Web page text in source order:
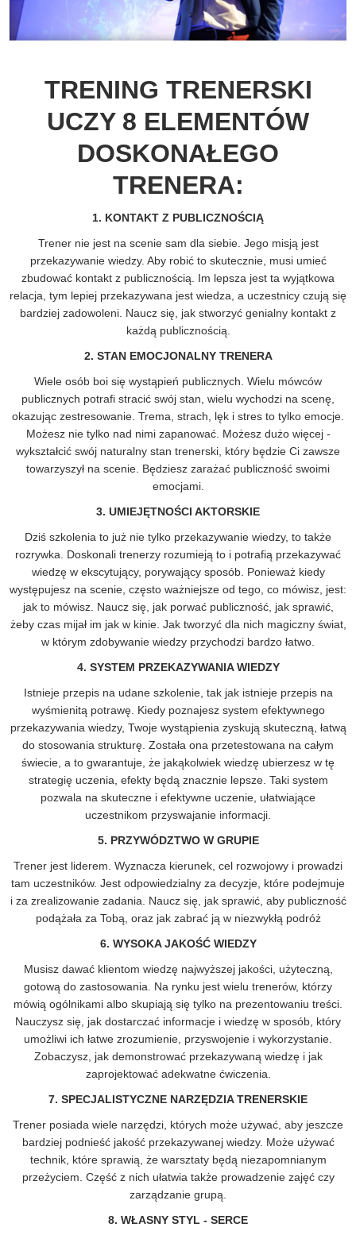
TRENING TRENERSKI
UCZY 8 ELEMENTÓW
DOSKONAŁEGO
TRENERA:
1. KONTAKT Z PUBLICZNOŚCIĄ
Trener nie jest na scenie sam dla siebie. Jego misją jest
przekazywanie wiedzy. Aby robić to skutecznie, musi umieć
zbudować kontakt z publicznością. Im lepsza jest ta wyjątkowa
relacja, tym lepiej przekazywana jest wiedza, a uczestnicy czują się
bardziej zadowoleni. Naucz się, jak stworzyć genialny kontakt z
każdą publicznością.
2. STAN EMOCJONALNY TRENERA
Wiele osób boi się wystąpień publicznych. Wielu mówców
publicznych potrafi stracić swój stan, wielu wychodzi na scenę,
okazując zestresowanie. Trema, strach, lęk i stres to tylko emocje.
Możesz nie tylko nad nimi zapanować. Możesz dużo więcej -
wykształcić swój naturalny stan trenerski, który będzie Ci zawsze
towarzyszył na scenie. Będziesz zarażać publiczność swoimi
emocjami.
3. UMIEJĘTNOŚCI AKTORSKIE
Dziś szkolenia to już nie tylko przekazywanie wiedzy, to także
rozrywka. Doskonali trenerzy rozumieją to i potrafią przekazywać
wiedzę w ekscytujący, porywający sposób. Ponieważ kiedy
występujesz na scenie, często ważniejsze od tego, co mówisz, jest:
jak to mówisz. Naucz się, jak porwać publiczność, jak sprawić,
żeby czas mijał im jak w kinie. Jak tworzyć dla nich magiczny świat,
w którym zdobywanie wiedzy przychodzi bardzo łatwo.
4. SYSTEM PRZEKAZYWANIA WIEDZY
Istnieje przepis na udane szkolenie, tak jak istnieje przepis na
wyśmienitą potrawę. Kiedy poznajesz system efektywnego
przekazywania wiedzy, Twoje wystąpienia zyskują skuteczną, łatwą
do stosowania strukturę. Została ona przetestowana na całym
świecie, a to gwarantuje, że jakąkolwiek wiedzę ubierzesz w tę
strategię uczenia, efekty będą znacznie lepsze. Taki system
pozwala na skuteczne i efektywne uczenie, ułatwiające
uczestnikom przyswajanie informacji.
5. PRZYWÓDZTWO W GRUPIE
Trener jest liderem. Wyznacza kierunek, cel rozwojowy i prowadzi
tam uczestników. Jest odpowiedzialny za decyzje, które podejmuje
i za zrealizowanie zadania. Naucz się, jak sprawić, aby publiczność
podążała za Tobą, oraz jak zabrać ją w niezwykłą podróż
6. WYSOKA JAKOŚĆ WIEDZY
Musisz dawać klientom wiedzę najwyższej jakości, użyteczną,
gotową do zastosowania. Na rynku jest wielu trenerów, którzy
mówią ogólnikami albo skupiają się tylko na prezentowaniu treści.
Nauczysz się, jak dostarczać informacje i wiedzę w sposób, który
umożliwi ich łatwe zrozumienie, przyswojenie i wykorzystanie.
Zobaczysz, jak demonstrować przekazywaną wiedzę i jak
zaprojektować adekwatne ćwiczenia.
7. SPECJALISTYCZNE NARZĘDZIA TRENERSKIE
Trener posiada wiele narzędzi, których może używać, aby jeszcze
bardziej podnieść jakość przekazywanej wiedzy. Może używać
technik, które sprawią, że warsztaty będą niezapomnianym
przeżyciem. Część z nich ułatwia także prowadzenie zajęć czy
zarządzanie grupą.
8. WŁASNY STYL - SERCE